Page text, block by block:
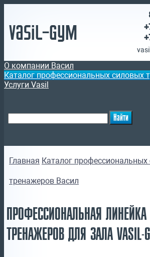
Vasil-Gym
О компании Васил
Каталог профессиональных силовых
Услуги Vasil
Главная Каталог
тренажеров Васил
ПРОФЕССИОНАЛЬНАЯ ЛИНЕЙКА
ТРЕНАЖЕРОВ ДЛЯ ЗАЛА VASIL-